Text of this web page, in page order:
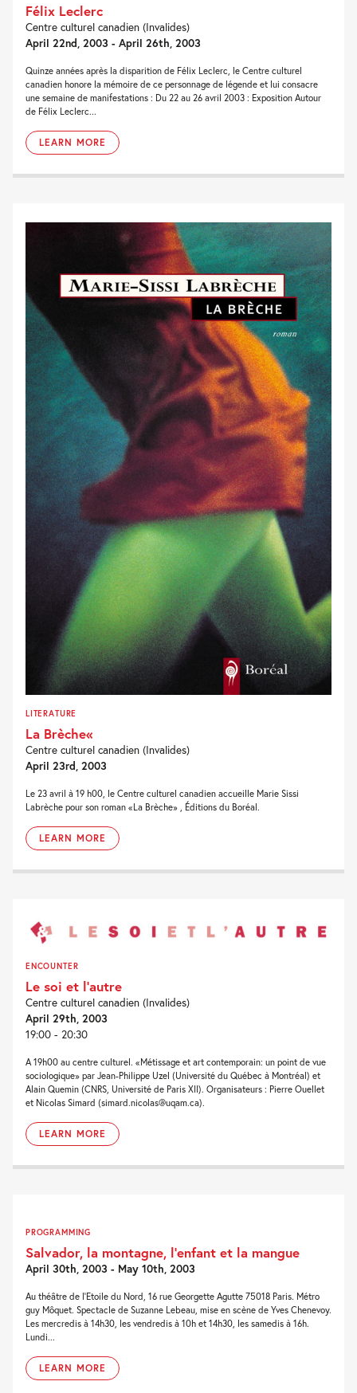
Félix Leclerc
Centre culturel canadien (Invalides)
April 22nd, 2003 - April 26th, 2003
Quinze années après la disparition de Félix Leclerc, le Centre culturel
canadien honore la mémoire de ce personnage de légende et lui consacre
une semaine de manifestations : Du 22 au 26 avril 2003 : Exposition Autour
de Félix Leclerc...
LEARN MORE
LITERATURE
La Brèche«
Centre culturel canadien (Invalides)
April 23rd, 2003
Le 23 avril à 19 h00, le Centre culturel canadien accueille Marie Sissi
Labrèche pour son roman «La Brèche» , Éditions du Boréal.
LEARN MORE
ENCOUNTER
Le soi et l’autre
Centre culturel canadien (Invalides)
April 29th, 2003
19:00 - 20:30
A 19h00 au centre culturel. «Métissage et art contemporain: un point de vue
sociologique» par Jean-Philippe Uzel (Université du Québec à Montréal) et
Alain Quemin (CNRS, Université de Paris XII). Organisateurs : Pierre Ouellet
et Nicolas Simard (simard.nicolas@uqam.ca).
LEARN MORE
PROGRAMMING
Salvador, la montagne, l’enfant et la mangue
April 30th, 2003 - May 10th, 2003
Au théâtre de l'Etoile du Nord, 16 rue Georgette Agutte 75018 Paris. Métro
guy Môquet. Spectacle de Suzanne Lebeau, mise en scène de Yves Chenevoy.
Les mercredis à 14h30, les vendredis à 10h et 14h30, les samedis à 16h.
Lundi...
LEARN MORE